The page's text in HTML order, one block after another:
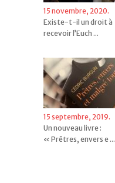
15 novembre, 2020.
Existe-t-il un droit à
recevoir l’Euch ...
15 septembre, 2019.
Un nouveau livre :
« Prêtres, envers e ...